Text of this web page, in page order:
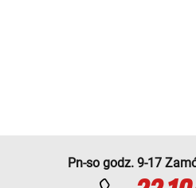
Pn-so godz. 9-17